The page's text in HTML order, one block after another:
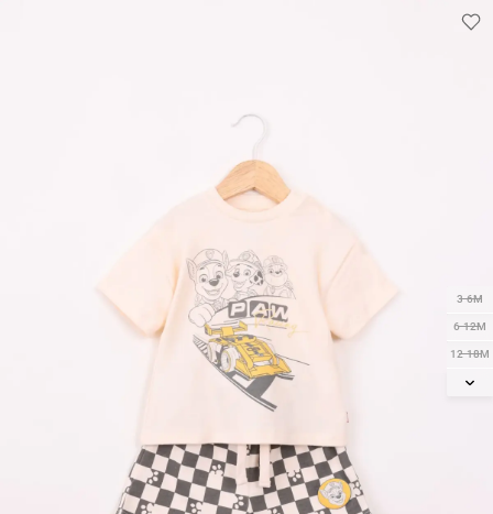
3-6M
6-12M
12-18M
18-24M